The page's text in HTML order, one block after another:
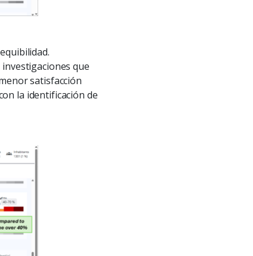
que
satisfacción
la identificación de